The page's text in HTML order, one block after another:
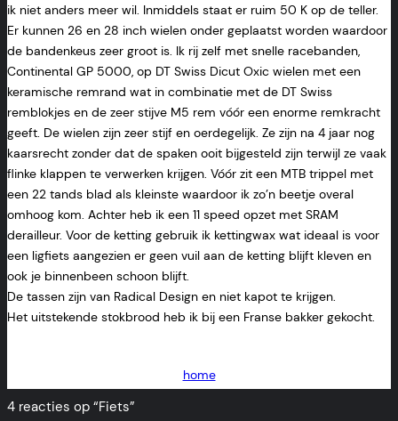
ik niet anders meer wil. Inmiddels staat er ruim 50 K op de teller.
Er kunnen 26 en 28 inch wielen onder geplaatst worden waardoor
de bandenkeus zeer groot is. Ik rij zelf met snelle racebanden,
Continental GP 5000, op DT Swiss Dicut Oxic wielen met een
keramische remrand wat in combinatie met de DT Swiss
remblokjes en de zeer stijve M5 rem vóór een enorme remkracht
geeft. De wielen zijn zeer stijf en oerdegelijk. Ze zijn na 4 jaar nog
kaarsrecht zonder dat de spaken ooit bijgesteld zijn terwijl ze vaak
flinke klappen te verwerken krijgen. Vóór zit een MTB trippel met
een 22 tands blad als kleinste waardoor ik zo’n beetje overal
omhoog kom. Achter heb ik een 11 speed opzet met SRAM
derailleur. Voor de ketting gebruik ik kettingwax wat ideaal is voor
een ligfiets aangezien er geen vuil aan de ketting blijft kleven en
ook je binnenbeen schoon blijft.
De tassen zijn van Radical Design en niet kapot te krijgen.
Het uitstekende stokbrood heb ik bij een Franse bakker gekocht.
home
4 reacties op “Fiets”